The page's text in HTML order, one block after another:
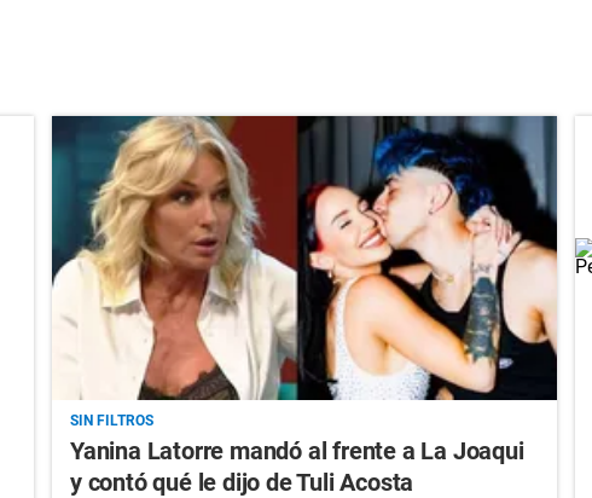
SIN FILTROS
Yanina Latorre mandó al frente a La Joaqui
y contó qué le dijo de Tuli Acosta